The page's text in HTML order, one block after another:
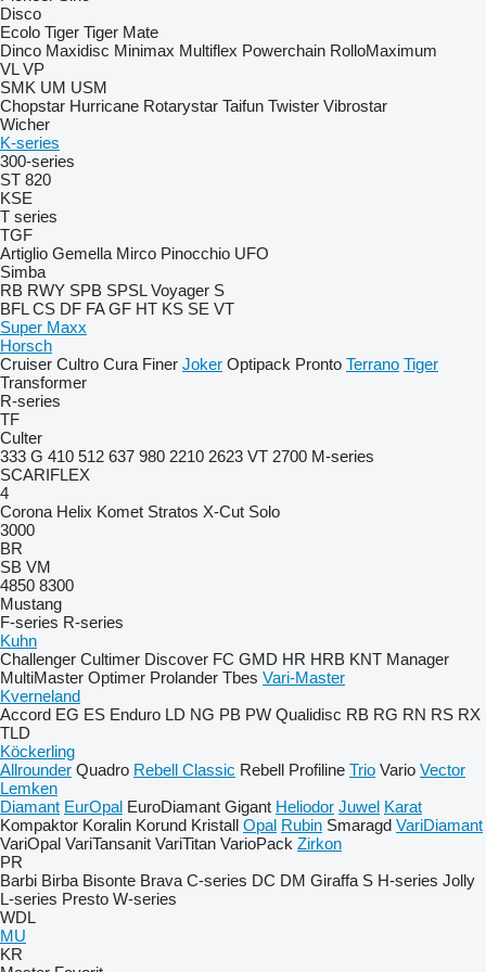
Disco
Ecolo Tiger Tiger Mate
Dinco Maxidisc Minimax Multiflex Powerchain RolloMaximum
VL VP
SMK UM USM
Chopstar Hurricane Rotarystar Taifun Twister Vibrostar
Wicher
K-series
300-series
ST 820
KSE
T series
TGF
Artiglio Gemella Mirco Pinocchio UFO
Simba
RB RWY SPB SPSL Voyager S
BFL CS DF FA GF HT KS SE VT
Super Maxx
Horsch
Cruiser Cultro Cura Finer Joker Optipack Pronto Terrano Tiger
Transformer
R-series
TF
Culter
333 G 410 512 637 980 2210 2623 VT 2700 M-series
SCARIFLEX
4
Corona Helix Komet Stratos X-Cut Solo
3000
BR
SB VM
4850 8300
Mustang
F-series R-series
Kuhn
Challenger Cultimer Discover FC GMD HR HRB KNT Manager
MultiMaster Optimer Prolander Tbes Vari-Master
Kverneland
Accord EG ES Enduro LD NG PB PW Qualidisc RB RG RN RS RX
TLD
Köckerling
Allrounder Quadro Rebell Classic Rebell Profiline Trio Vario Vector
Lemken
Diamant EurOpal EuroDiamant Gigant Heliodor Juwel Karat
Kompaktor Koralin Korund Kristall Opal Rubin Smaragd VariDiamant
VariOpal VariTansanit VariTitan VarioPack Zirkon
PR
Barbi Birba Bisonte Brava C-series DC DM Giraffa S H-series Jolly
L-series Presto W-series
WDL
MU
KR